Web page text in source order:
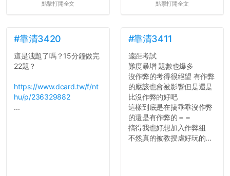
點擊打開全文 點擊打開全文
#靠清3420
這是洩題了嗎？15分鐘做完
22題？
https://www.dcard.tw/f/nt
hu/p/236329882
...
#靠清3411
遠距考試
難度暴增 題數也爆多
沒作弊的考得很絕望 有作弊
的應該也會被影響但是還是
比沒作弊的好吧
這樣到底是在搞乖乖沒作弊
的還是有作弊的＝＝
搞得我也好想加入作弊組
不然真的被教授虐好玩的...